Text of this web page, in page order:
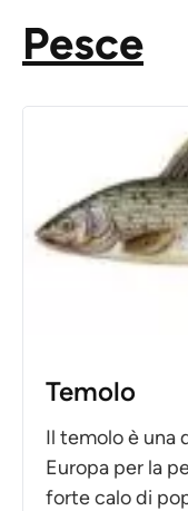
Pesce
Temolo
Il temolo è una
Europa per la
forte calo di